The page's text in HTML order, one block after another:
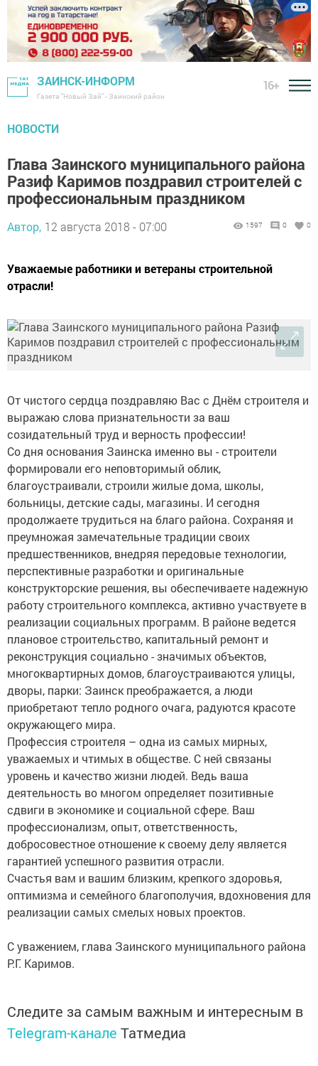
ЗАИНСК-ИНФОРМ
Газета "Новый Зай" - Заинский район
16+
НОВОСТИ
Глава Заинского муниципального района
Разиф Каримов поздравил строителей с
профессиональным праздником
Автор, 12 августа 2018 - 07:00 1597 0 0
Уважаемые работники и ветераны строительной
отрасли!
От чистого сердца поздравляю Вас с Днём строителя и
выражаю слова признательности за ваш
созидательный труд и верность профессии!
Со дня основания Заинска именно вы - строители
формировали его неповторимый облик,
благоустраивали, строили жилые дома, школы,
больницы, детские сады, магазины. И сегодня
продолжаете трудиться на благо района. Сохраняя и
преумножая замечательные традиции своих
предшественников, внедряя передовые технологии,
перспективные разработки и оригинальные
конструкторские решения, вы обеспечиваете надежную
работу строительного комплекса, активно участвуете в
реализации социальных программ. В районе ведется
плановое строительство, капитальный ремонт и
реконструкция социально - значимых объектов,
многоквартирных домов, благоустраиваются улицы,
дворы, парки: Заинск преображается, а люди
приобретают тепло родного очага, радуются красоте
окружающего мира.
Профессия строителя – одна из самых мирных,
уважаемых и чтимых в обществе. С ней связаны
уровень и качество жизни людей. Ведь ваша
деятельность во многом определяет позитивные
сдвиги в экономике и социальной сфере. Ваш
профессионализм, опыт, ответственность,
добросовестное отношение к своему делу является
гарантией успешного развития отрасли.
Счастья вам и вашим близким, крепкого здоровья,
оптимизма и семейного благополучия, вдохновения для
реализации самых смелых новых проектов.
С уважением, глава Заинского муниципального района
Р.Г. Каримов.
Следите за самым важным и интересным в
Telegram-канале Татмедиа